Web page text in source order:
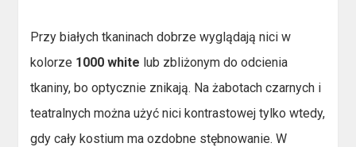
Przy białych tkaninach dobrze wyglądają nici w
kolorze 1000 white lub zbliżonym do odcienia
tkaniny, bo optycznie znikają. Na żabotach czarnych i
teatralnych można użyć nici kontrastowej tylko wtedy,
gdy cały kostium ma ozdobne stębnowanie. W